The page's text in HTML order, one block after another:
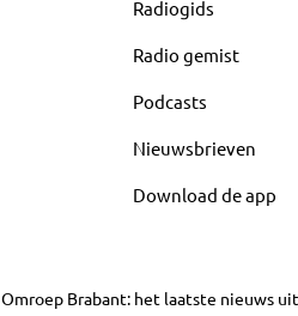
Radiogids
Radio gemist
Podcasts
Nieuwsbrieven
Download de app
Omroep Brabant: het laatste nieuws